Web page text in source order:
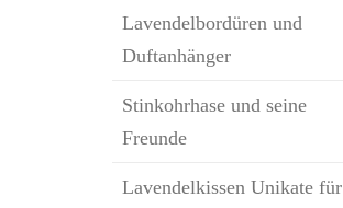
Lavendelbordüren und
Duftanhänger
Stinkohrhase und seine
Freunde
Lavendelkissen Unikate für